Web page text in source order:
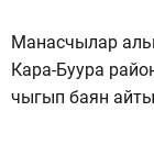
Манасчылар
Кара-Буура
чыгып баян